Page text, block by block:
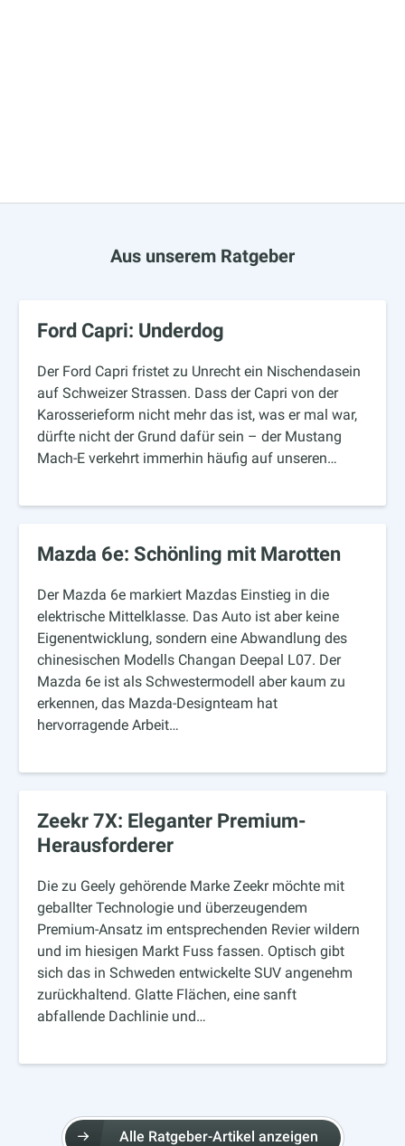
Aus unserem Ratgeber
Ford Capri: Underdog
Der Ford Capri fristet zu Unrecht ein Nischendasein
auf Schweizer Strassen. Dass der Capri von der
Karosserieform nicht mehr das ist, was er mal war,
dürfte nicht der Grund dafür sein – der Mustang
Mach-E verkehrt immerhin häufig auf unseren…
Mazda 6e: Schönling mit Marotten
Der Mazda 6e markiert Mazdas Einstieg in die
elektrische Mittelklasse. Das Auto ist aber keine
Eigenentwicklung, sondern eine Abwandlung des
chinesischen Modells Changan Deepal L07. Der
Mazda 6e ist als Schwestermodell aber kaum zu
erkennen, das Mazda-Designteam hat
hervorragende Arbeit…
Zeekr 7X: Eleganter Premium-
Herausforderer
Die zu Geely gehörende Marke Zeekr möchte mit
geballter Technologie und überzeugendem
Premium-Ansatz im entsprechenden Revier wildern
und im hiesigen Markt Fuss fassen. Optisch gibt
sich das in Schweden entwickelte SUV angenehm
zurückhaltend. Glatte Flächen, eine sanft
abfallende Dachlinie und…
Alle Ratgeber-Artikel anzeigen